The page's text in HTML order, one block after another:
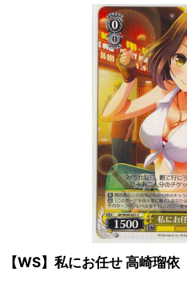
【WS】私にお任せ 高崎瑠